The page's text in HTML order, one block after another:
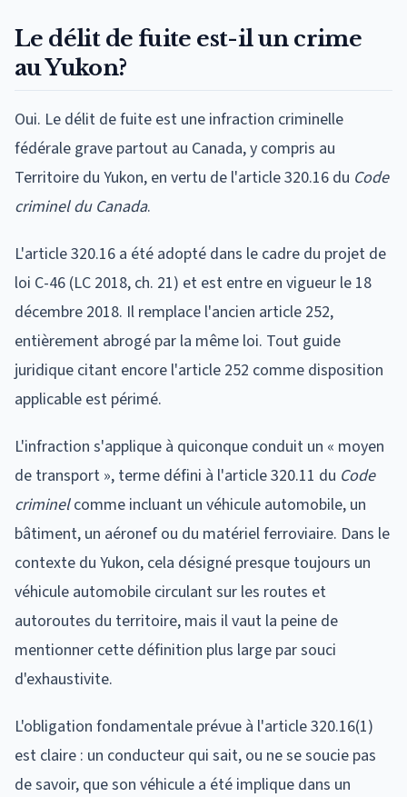
Le délit de fuite est-il un crime
au Yukon?
Oui. Le délit de fuite est une infraction criminelle
fédérale grave partout au Canada, y compris au
Territoire du Yukon, en vertu de l'article 320.16 du Code
criminel du Canada.
L'article 320.16 a été adopté dans le cadre du projet de
loi C-46 (LC 2018, ch. 21) et est entre en vigueur le 18
décembre 2018. Il remplace l'ancien article 252,
entièrement abrogé par la même loi. Tout guide
juridique citant encore l'article 252 comme disposition
applicable est périmé.
L'infraction s'applique à quiconque conduit un « moyen
de transport », terme défini à l'article 320.11 du Code
criminelcomme incluant un véhicule automobile, un
bâtiment, un aéronef ou du matériel ferroviaire. Dans le
contexte du Yukon, cela désigné presque toujours un
véhicule automobile circulant sur les routes et
autoroutes du territoire, mais il vaut la peine de
mentionner cette définition plus large par souci
d'exhaustivite.
L'obligation fondamentale prévue à l'article 320.16(1)
est claire : un conducteur qui sait, ou ne se soucie pas
de savoir, que son véhicule a été implique dans un